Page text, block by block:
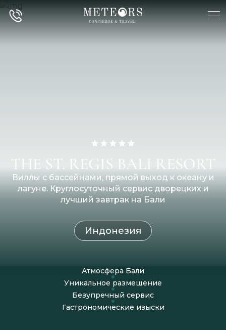
THE ST. REGIS BALI RESORT
Виллы с бассейнами, прямой выход к океану и
лагуне. Круглосуточный сервис дворецких и
лучший завтрак на Бали
Индонезия
Атмосфера Бали
Уникальное размещение
Безупречный сервис
Гастрономические изыски